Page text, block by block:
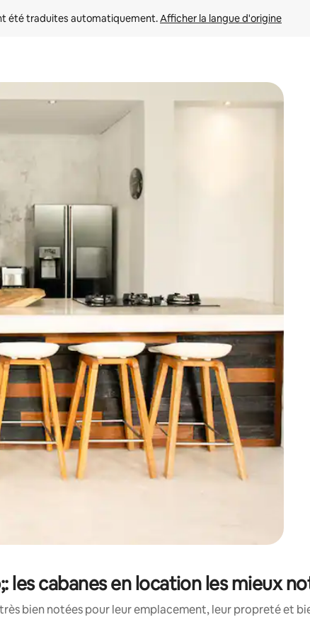
été traduites automatiquement. Afficher la langue d'origine
bas pour les parcourir ou en appuyant et en faisant glisser.
les cabanes en location les mieux
bien notées pour leur emplacement, leur propreté et